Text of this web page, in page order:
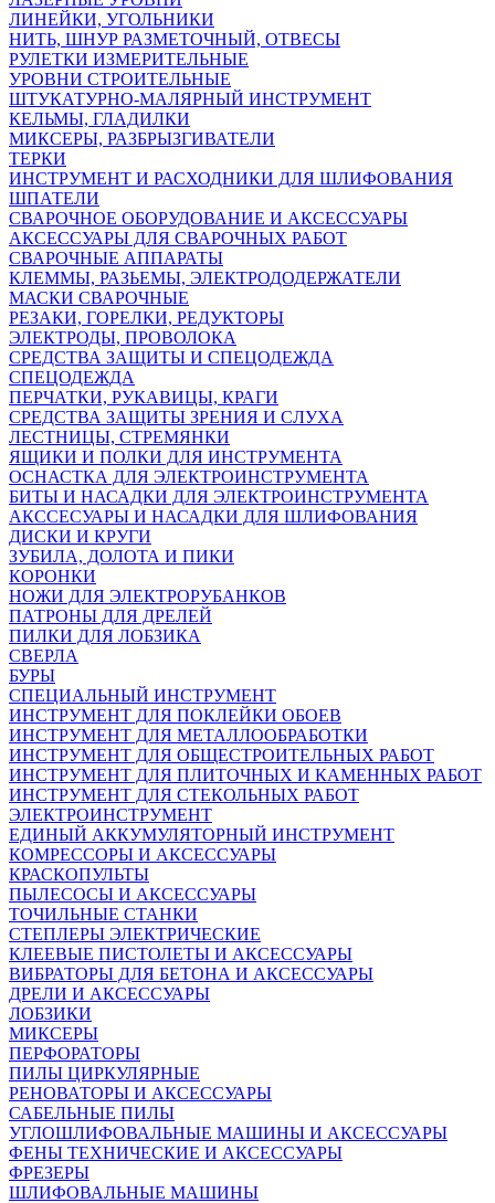
ЛИНЕЙКИ, УГОЛЬНИКИ
НИТЬ, ШНУР РАЗМЕТОЧНЫЙ, ОТВЕСЫ
РУЛЕТКИ ИЗМЕРИТЕЛЬНЫЕ
УРОВНИ СТРОИТЕЛЬНЫЕ
ШТУКАТУРНО-МАЛЯРНЫЙ ИНСТРУМЕНТ
КЕЛЬМЫ, ГЛАДИЛКИ
МИКСЕРЫ, РАЗБРЫЗГИВАТЕЛИ
ТЕРКИ
ИНСТРУМЕНТ И РАСХОДНИКИ ДЛЯ ШЛИФОВАНИЯ
ШПАТЕЛИ
СВАРОЧНОЕ ОБОРУДОВАНИЕ И АКСЕССУАРЫ
АКСЕССУАРЫ ДЛЯ СВАРОЧНЫХ РАБОТ
СВАРОЧНЫЕ АППАРАТЫ
КЛЕММЫ, РАЗЬЕМЫ, ЭЛЕКТРОДОДЕРЖАТЕЛИ
МАСКИ СВАРОЧНЫЕ
РЕЗАКИ, ГОРЕЛКИ, РЕДУКТОРЫ
ЭЛЕКТРОДЫ, ПРОВОЛОКА
СРЕДСТВА ЗАЩИТЫ И СПЕЦОДЕЖДА
СПЕЦОДЕЖДА
ПЕРЧАТКИ, РУКАВИЦЫ, КРАГИ
СРЕДСТВА ЗАЩИТЫ ЗРЕНИЯ И СЛУХА
ЛЕСТНИЦЫ, СТРЕМЯНКИ
ЯЩИКИ И ПОЛКИ ДЛЯ ИНСТРУМЕНТА
ОСНАСТКА ДЛЯ ЭЛЕКТРОИНСТРУМЕНТА
БИТЫ И НАСАДКИ ДЛЯ ЭЛЕКТРОИНСТРУМЕНТА
АКССЕСУАРЫ И НАСАДКИ ДЛЯ ШЛИФОВАНИЯ
ДИСКИ И КРУГИ
ЗУБИЛА, ДОЛОТА И ПИКИ
КОРОНКИ
НОЖИ ДЛЯ ЭЛЕКТРОРУБАНКОВ
ПАТРОНЫ ДЛЯ ДРЕЛЕЙ
ПИЛКИ ДЛЯ ЛОБЗИКА
СВЕРЛА
БУРЫ
СПЕЦИАЛЬНЫЙ ИНСТРУМЕНТ
ИНСТРУМЕНТ ДЛЯ ПОКЛЕЙКИ ОБОЕВ
ИНСТРУМЕНТ ДЛЯ МЕТАЛЛООБРАБОТКИ
ИНСТРУМЕНТ ДЛЯ ОБЩЕСТРОИТЕЛЬНЫХ РАБОТ
ИНСТРУМЕНТ ДЛЯ ПЛИТОЧНЫХ И КАМЕННЫХ РАБОТ
ИНСТРУМЕНТ ДЛЯ СТЕКОЛЬНЫХ РАБОТ
ЭЛЕКТРОИНСТРУМЕНТ
ЕДИНЫЙ АККУМУЛЯТОРНЫЙ ИНСТРУМЕНТ
КОМРЕССОРЫ И АКСЕССУАРЫ
КРАСКОПУЛЬТЫ
ПЫЛЕСОСЫ И АКСЕССУАРЫ
ТОЧИЛЬНЫЕ СТАНКИ
СТЕПЛЕРЫ ЭЛЕКТРИЧЕСКИЕ
КЛЕЕВЫЕ ПИСТОЛЕТЫ И АКСЕССУАРЫ
ВИБРАТОРЫ ДЛЯ БЕТОНА И АКСЕССУАРЫ
ДРЕЛИ И АКСЕССУАРЫ
ЛОБЗИКИ
МИКСЕРЫ
ПЕРФОРАТОРЫ
ПИЛЫ ЦИРКУЛЯРНЫЕ
РЕНОВАТОРЫ И АКСЕССУАРЫ
САБЕЛЬНЫЕ ПИЛЫ
УГЛОШЛИФОВАЛЬНЫЕ МАШИНЫ И АКСЕССУАРЫ
ФЕНЫ ТЕХНИЧЕСКИЕ И АКСЕССУАРЫ
ФРЕЗЕРЫ
ШЛИФОВАЛЬНЫЕ МАШИНЫ